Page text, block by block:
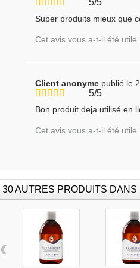
Super produits mieux que
Cet avis vous a-t-il été utile
Client anonyme publié le
5/5
Bon produit deja utilisé en
Cet avis vous a-t-il été utile
30 AUTRES PRODUITS DANS
‹